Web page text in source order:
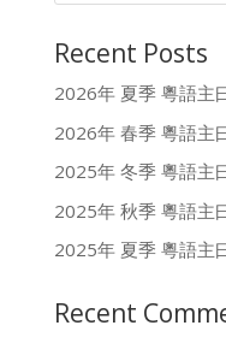
Recent Posts
2026年 夏季 粵語主
2026年 春季 粵語主
2025年 冬季 粵語主
2025年 秋季 粵語主
2025年 夏季 粵語主
Recent